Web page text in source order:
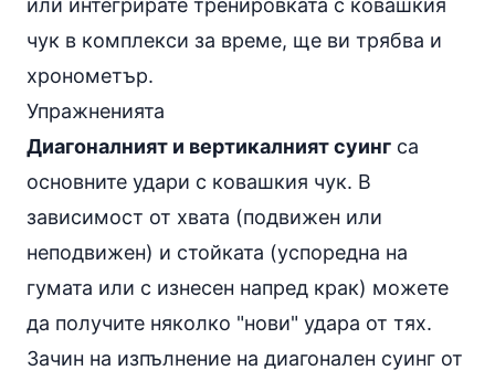
или интегрирате тренировката с ковашкия
чук в комплекси за време, ще ви трябва и
хронометър.
Упражненията
Диагоналният и вертикалният суинг са
основните удари с ковашкия чук. В
зависимост от хвата (подвижен или
неподвижен) и стойката (успоредна на
гумата или с изнесен напред крак) можете
да получите няколко "нови" удара от тях.
Зачин на изпълнение на диагонален суинг от